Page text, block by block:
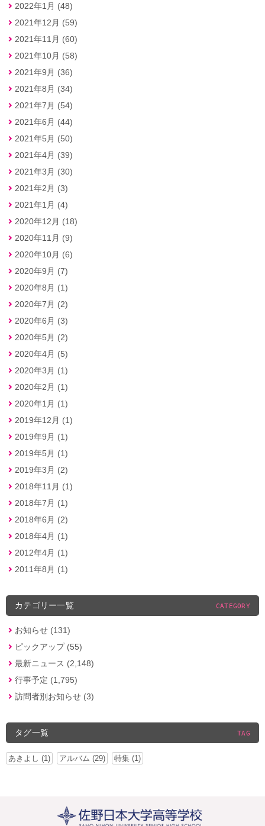
2022年1月 (48)
2021年12月 (59)
2021年11月 (60)
2021年10月 (58)
2021年9月 (36)
2021年8月 (34)
2021年7月 (54)
2021年6月 (44)
2021年5月 (50)
2021年4月 (39)
2021年3月 (30)
2021年2月 (3)
2021年1月 (4)
2020年12月 (18)
2020年11月 (9)
2020年10月 (6)
2020年9月 (7)
2020年8月 (1)
2020年7月 (2)
2020年6月 (3)
2020年5月 (2)
2020年4月 (5)
2020年3月 (1)
2020年2月 (1)
2020年1月 (1)
2019年12月 (1)
2019年9月 (1)
2019年5月 (1)
2019年3月 (2)
2018年11月 (1)
2018年7月 (1)
2018年6月 (2)
2018年4月 (1)
2012年4月 (1)
2011年8月 (1)
カテゴリー一覧 CATEGORY
お知らせ (131)
ピックアップ (55)
最新ニュース (2,148)
行事予定 (1,795)
訪問者別お知らせ (3)
タグ一覧 TAG
あきよし (1) アルバム (29) 特集 (1)